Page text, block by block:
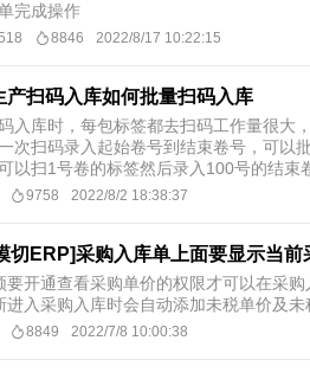
完成操作
8846 2022/8/17 10:22:15
产扫码入库如何批量扫码入库
入库时，每包标签都去扫码工作量很大
次扫码录入起始卷号到结束卷号，可以
以扫1号卷的标签然后录入100号的结束
9758 2022/8/2 18:38:37
切ERP]采购入库单上面要显示当前
要开通查看采购单价的权限才可以在采
进入采购入库时会自动添加未税单价及未
8849 2022/7/8 10:00:38